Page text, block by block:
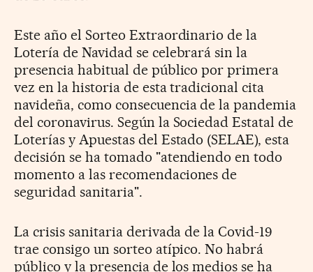
Este año el Sorteo Extraordinario de la
Lotería de Navidad se celebrará sin la
presencia habitual de público por primera
vez en la historia de esta tradicional cita
navideña, como consecuencia de la pandemia
del coronavirus. Según la Sociedad Estatal de
Loterías y Apuestas del Estado (SELAE), esta
decisión se ha tomado "atendiendo en todo
momento a las recomendaciones de
seguridad sanitaria".
La crisis sanitaria derivada de la Covid-19
trae consigo un sorteo atípico. No habrá
público y la presencia de los medios se ha